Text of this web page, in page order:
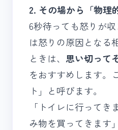
2. その場から「物理
6秒待っても怒りが
は怒りの原因となる
ときは、 思い切って
をおすすめします。
ト」と呼びます。
「トイレに行って
み物を買ってきます